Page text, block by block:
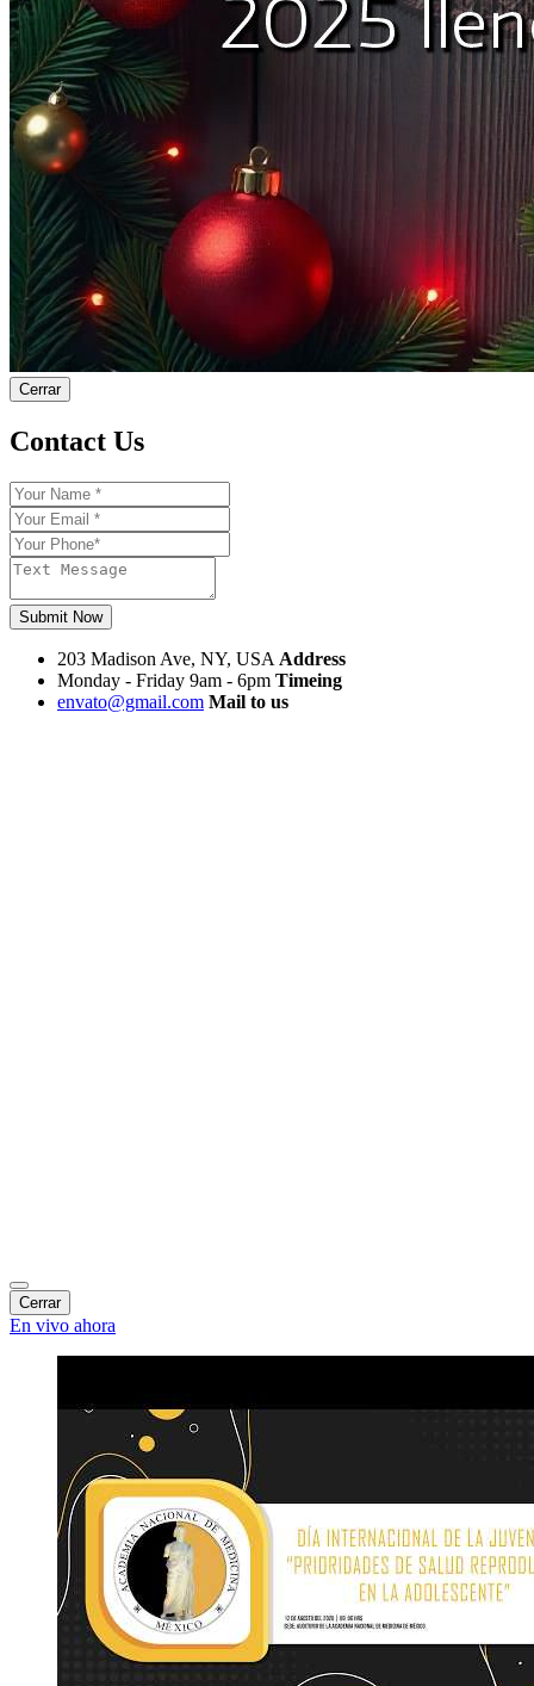
Cerrar
Contact Us
Submit Now
203 Madison Ave, NY, USA Address
Monday - Friday 9am - 6pm Timeing
envato@gmail.com Mail to us
Cerrar
En vivo ahora